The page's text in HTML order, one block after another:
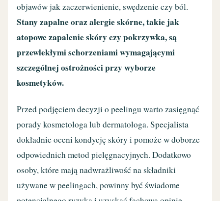
objawów jak zaczerwienienie, swędzenie czy ból.
Stany zapalne oraz alergie skórne, takie jak
atopowe zapalenie skóry czy pokrzywka, są
przewlekłymi schorzeniami wymagającymi
szczególnej ostrożności przy wyborze
kosmetyków.
Przed podjęciem decyzji o peelingu warto zasięgnąć
porady kosmetologa lub dermatologa. Specjalista
dokładnie oceni kondycję skóry i pomoże w doborze
odpowiednich metod pielęgnacyjnych. Dodatkowo
osoby, które mają nadwrażliwość na składniki
używane w peelingach, powinny być świadome